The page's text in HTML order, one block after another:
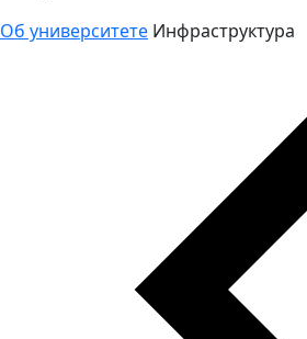
Об университете Инфраструктура